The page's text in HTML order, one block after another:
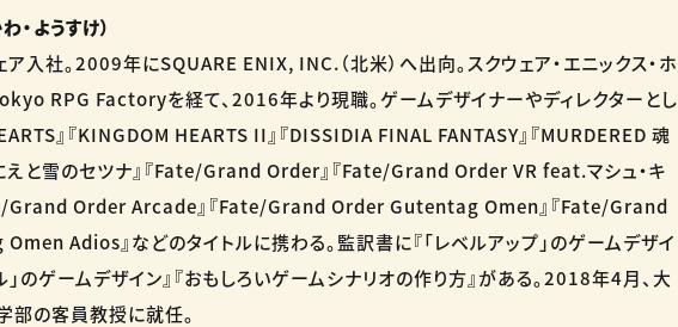
・ようすけ）
入社。2009年にSQUARE ENIX, INC.（北米）へ出向。スクウェア・エニックス・ホ
RPG Factoryを経て、2016年より現職。ゲームデザイナーやディレクターとし
』『KINGDOM HEARTS II』『DISSIDIA FINAL FANTASY』『MURDERED 魂
えと雪のセツナ』『Fate/Grand Order』『Fate/Grand Order VR feat.マシュ・キ
Grand Order Arcade』『Fate/Grand Order Gutentag Omen』『Fate/Grand
Adios』などのタイトルに携わる。監訳書に『「レベルアップ」のゲームデザイ
」のゲームデザイン』『おもしろいゲームシナリオの作り方』がある。2018年4月、大
部の客員教授に就任。